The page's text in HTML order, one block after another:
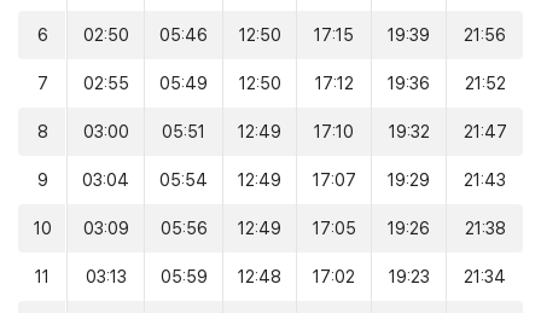
6 02:50 05:46 12:50 17:15 19:39 21:56
7 02:55 05:49 12:50 17:12 19:36 21:52
8 03:00 05:51 12:49 17:10 19:32 21:47
9 03:04 05:54 12:49 17:07 19:29 21:43
10 03:09 05:56 12:49 17:05 19:26 21:38
11 03:13 05:59 12:48 17:02 19:23 21:34